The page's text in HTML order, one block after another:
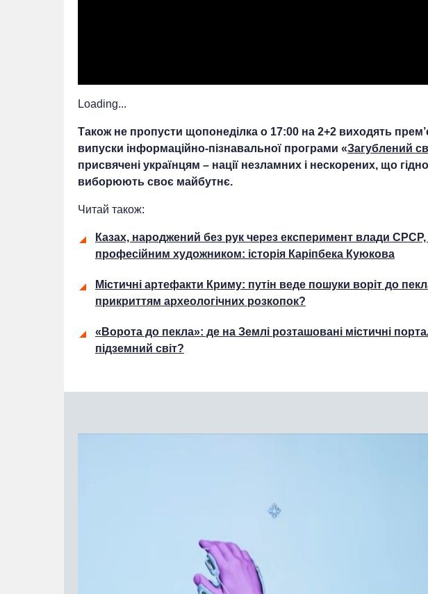
Loading...
Також не пропусти щопонеділка о 17:00 на 2+2 виходять
випуски інформаційно-пізнавальної програми «Загублений
присвячені українцям – нації незламних і нескорених, що гідно
виборюють своє майбутнє.
Читай також:
Казах, народжений без рук через експеримент влади СРСР,
професійним художником: історія Каріпбека Куюкова
Містичні артефакти Криму: путін веде пошуки воріт до
прикриттям археологічних розкопок?
«Ворота до пекла»: де на Землі розташовані містичні
підземний світ?